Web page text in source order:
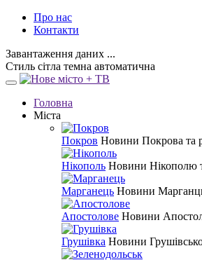
Про нас
Контакти
Завантаження даних ...
Стиль сітла темна автоматична
Головна
Міста
Покров Новини Покрова та
Нікополь Новини Нікополю
Марганець Новини
Апостолове Новини
Грушівка Новини